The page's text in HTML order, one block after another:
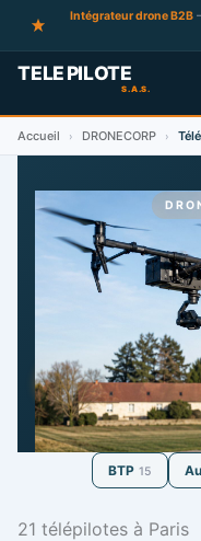
Intégrateur drone B2B
Accueil › DRONECORP ›
21 télépilotes
Devis
DEMANDER UN
BTP 15
21 télépilotes à Paris